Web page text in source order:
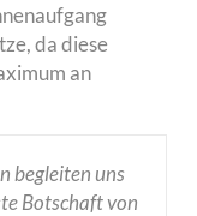
da diese
an
begleiten uns
Botschaft von